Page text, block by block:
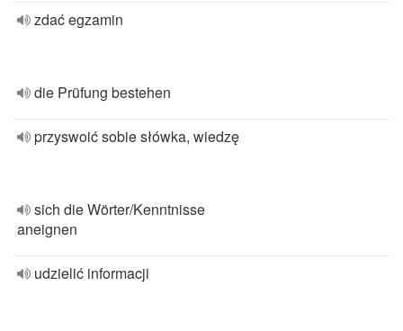
zdać egzamin
die Prüfung bestehen
przyswoić sobie słówka, wiedzę
sich die Wörter/Kenntnisse
aneignen
udzielić informacji